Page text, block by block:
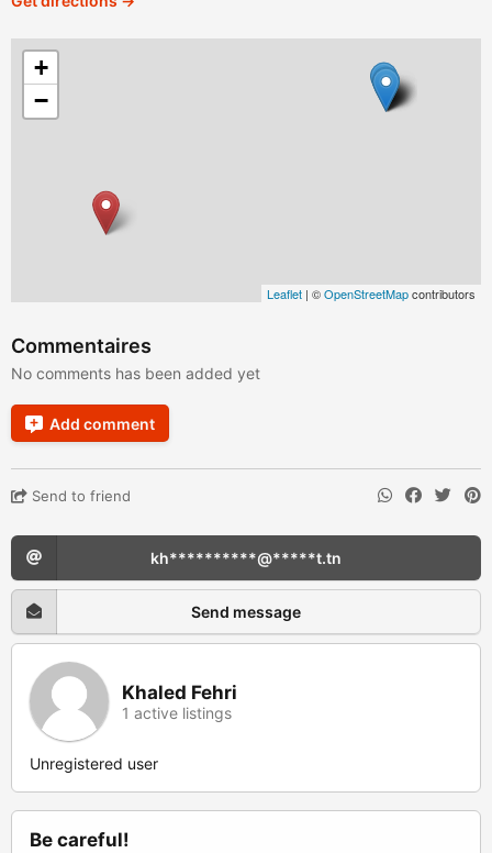
+
−
Leaflet | ©OpenStreetMapcontributors
Commentaires
No comments has been added yet
Add comment
Send to friend
kh**********@*****t.tn
Send message
Khaled Fehri
1 active listings
Unregistered user
Be careful!